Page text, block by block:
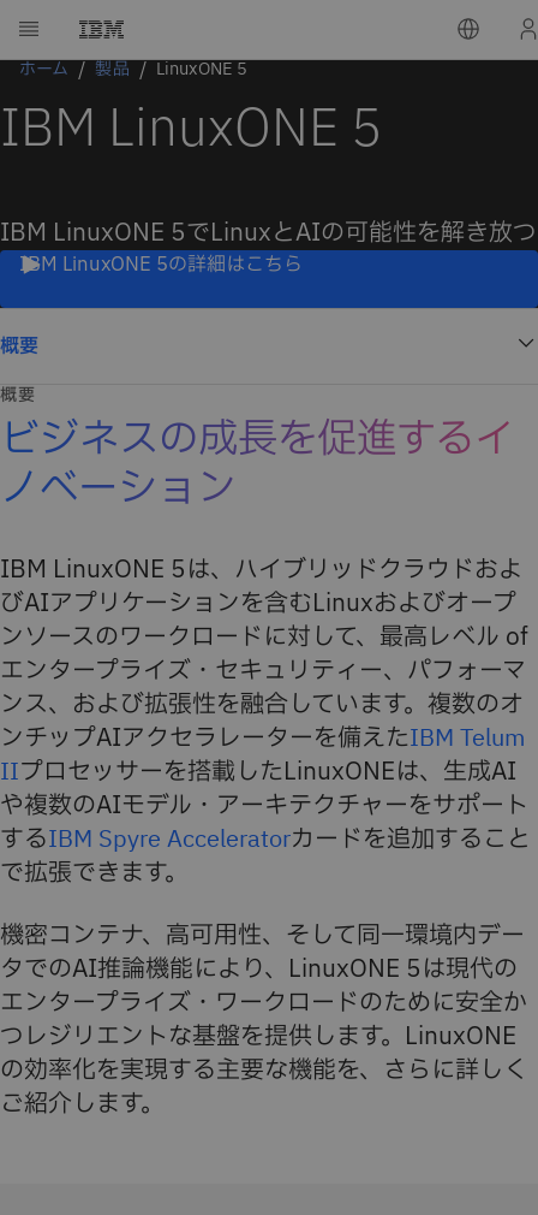
ホーム 製品 LinuxONE 5
IBM LinuxONE 5
IBM LinuxONE 5でLinuxとAIの可能性を解き放つ
IBM LinuxONE 5の詳細はこちら
概要
概要
ビジネスの成長を促進するイ
ノベーション
IBM LinuxONE 5は、ハイブリッドクラウドおよ
びAIアプリケーションを含むLinuxおよびオープ
ンソースのワークロードに対して、最高レベル of
エンタープライズ・セキュリティー、パフォーマ
ンス、および拡張性を融合しています。複数のオ
ンチップAIアクセラレーターを備えたIBM Telum
IIプロセッサーを搭載したLinuxONEは、生成AI
や複数のAIモデル・アーキテクチャーをサポート
するIBM Spyre Acceleratorカードを追加すること
で拡張できます。
機密コンテナ、高可用性、そして同一環境内デー
タでのAI推論機能により、LinuxONE 5は現代の
エンタープライズ・ワークロードのために安全か
つレジリエントな基盤を提供します。LinuxONE
の効率化を実現する主要な機能を、さらに詳しく
ご紹介します。